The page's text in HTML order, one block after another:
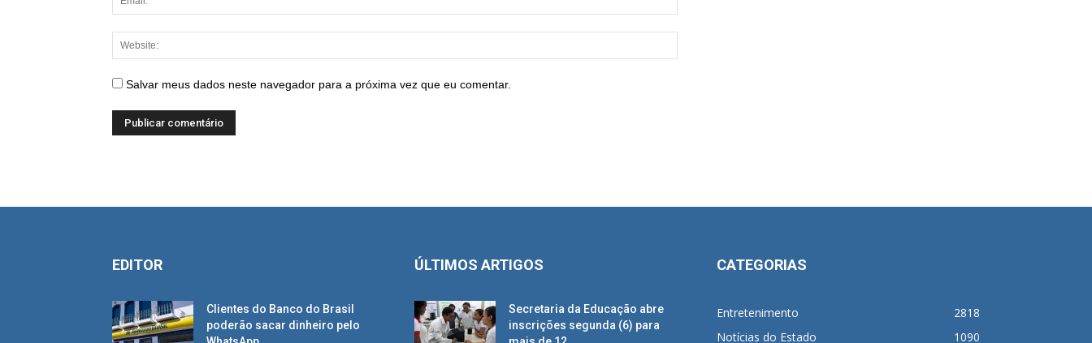
Salvar meus dados neste navegador para a próxima vez que eu comentar.
EDITOR
Clientes do Banco do Brasil
poderão sacar dinheiro pelo
ÚLTIMOS ARTIGOS
Secretaria da Educação abre
inscrições segunda (6) para
CATEGORIAS
Entretenimento
2818
Notícias do Estado
1090